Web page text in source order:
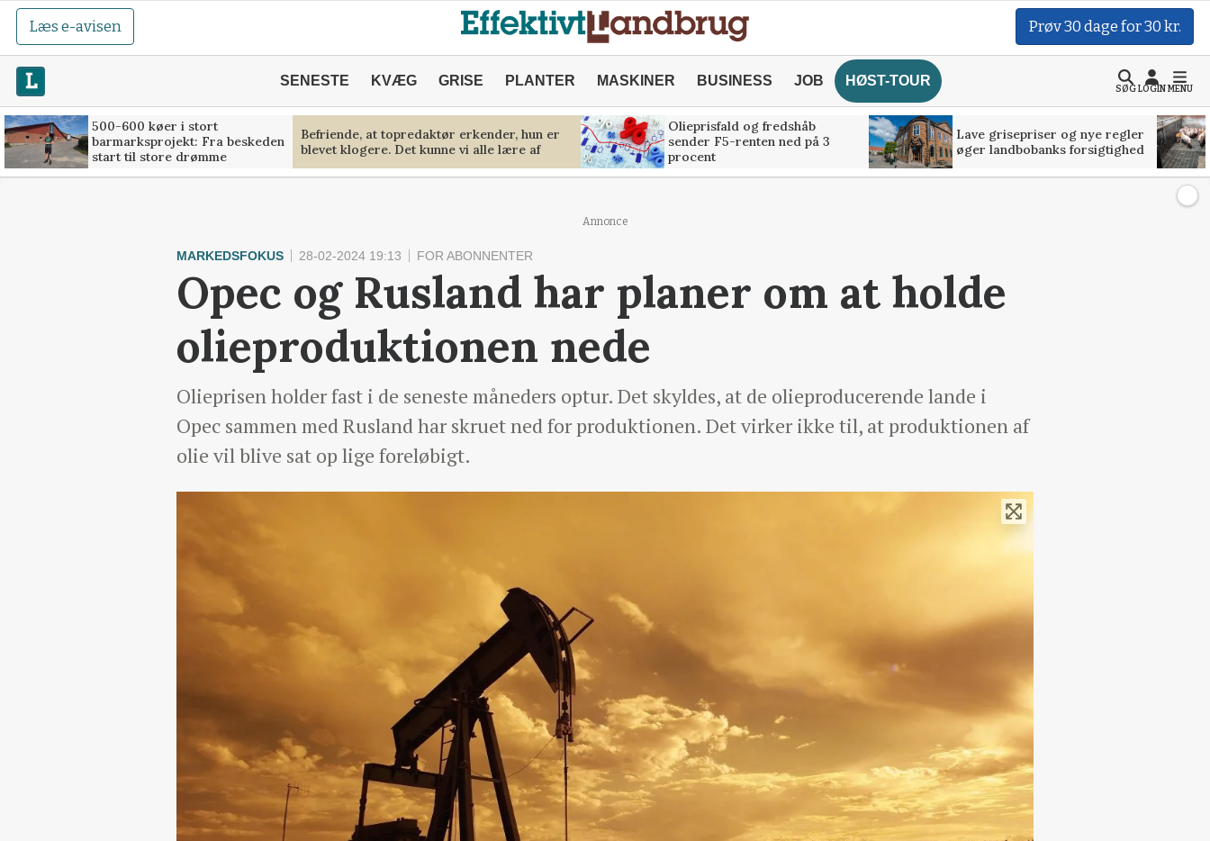
Læs e-avisen Prøv 30 dage for 30 kr.
SENESTE KVÆG GRISE PLANTER MASKINER BUSINESS JOB HØST-TOUR
SØGLOGINMENU
500-600 køer i stort
barmarksprojekt: Fra beskeden
start til store drømme
Befriende, at topredaktør erkender, hun er
blevet klogere. Det kunne vi alle lære af
Olieprisfald og fredshåb
sender F5-renten ned på 3
procent
Lave grisepriser og nye regler
øger landbobanks forsigtighed
Annonce
MARKEDSFOKUS 28-02-2024 19:13 FOR ABONNENTER
Opec og Rusland har planer om at holde
olieproduktionen nede
Olieprisen holder fast i de seneste måneders optur. Det skyldes, at de olieproducerende lande i
Opec sammen med Rusland har skruet ned for produktionen. Det virker ikke til, at produktionen af
olie vil blive sat op lige foreløbigt.